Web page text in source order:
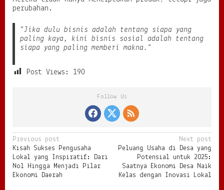
perubahan.
“Jika dulu bisnis adalah tentang siapa yang
paling kaya, kini bisnis sosial adalah tentang
siapa yang paling memberi makna.”
Post Views: 190
Follow Us
P
o
s
Previous post
Kisah Sukses Pengusaha
Lokal yang Inspiratif: Dari
Nol Hingga Menjadi Pilar
Ekonomi Daerah
Next post
Peluang Usaha di Desa yang
Potensial untuk 2025:
Saatnya Ekonomi Desa Naik
Kelas dengan Inovasi Lokal